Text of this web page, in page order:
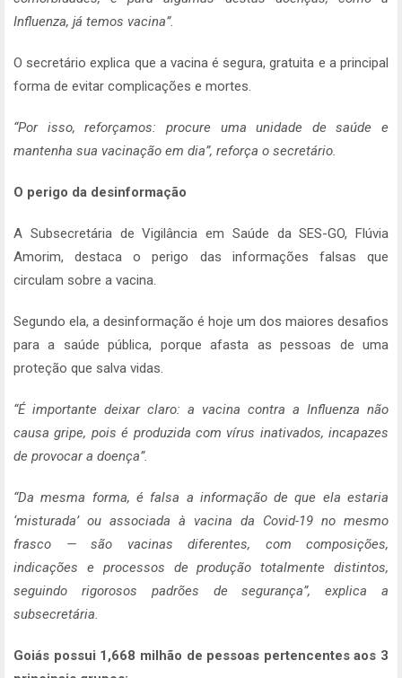
Influenza, já temos vacina”.
O secretário explica que a vacina é segura, gratuita e a principal
forma de evitar complicações e mortes.
“Por isso, reforçamos: procure uma unidade de saúde e
mantenha sua vacinação em dia”, reforça o secretário.
O perigo da desinformação
A Subsecretária de Vigilância em Saúde da SES-GO, Flúvia
Amorim, destaca o perigo das informações falsas que
circulam sobre a vacina.
Segundo ela, a desinformação é hoje um dos maiores desafios
para a saúde pública, porque afasta as pessoas de uma
proteção que salva vidas.
“É importante deixar claro: a vacina contra a Influenza não
causa gripe, pois é produzida com vírus inativados, incapazes
de provocar a doença”.
“Da mesma forma, é falsa a informação de que ela estaria
‘misturada’ ou associada à vacina da Covid-19 no mesmo
frasco — são vacinas diferentes, com composições,
indicações e processos de produção totalmente distintos,
seguindo rigorosos padrões de segurança”, explica a
subsecretária.
Goiás possui 1,668 milhão de pessoas pertencentes aos 3